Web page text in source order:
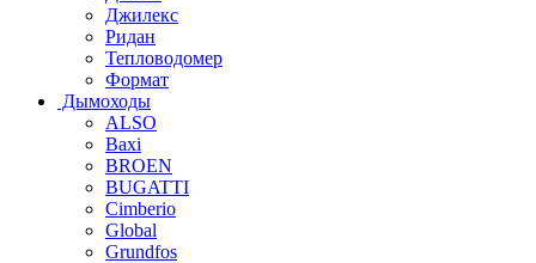
Джилекс
Ридан
Тепловодомер
Формат
Дымоходы
ALSO
Baxi
BROEN
BUGATTI
Cimberio
Global
Grundfos